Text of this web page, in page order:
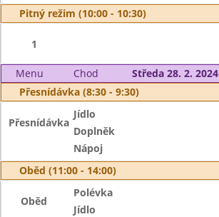
Pitný režim (10:00 - 10:30)
1
Menu Chod
Středa 28. 2. 2024
Přesnídávka (8:30 - 9:30)
Přesnídávka
Jídlo
Doplněk
Nápoj
Oběd (11:00 - 14:00)
Oběd
Polévka
Jídlo